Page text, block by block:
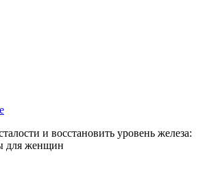
и восстановить уровень железа:
для женщин